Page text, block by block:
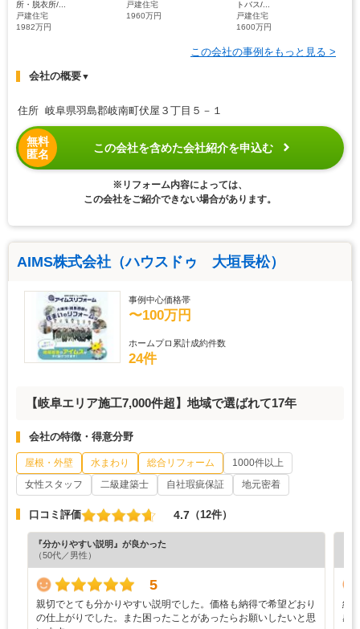
所・脱衣所/...
戸建住宅
1982万円
戸建住宅
1960万円
トバス/...
戸建住宅
1600万円
この会社の事例をもっと見る >
会社の概要▼
住所 岐阜県羽島郡岐南町伏屋３丁目５－１
無料
匿名
この会社を含めた会社紹介を申込む
※リフォーム内容によっては、
この会社をご紹介できない場合があります。
AIMS株式会社（ハウスドゥ 大垣長松）
事例中心価格帯
〜100万円
ホームプロ累計成約件数
24件
【岐阜エリア施工7,000件超】地域で選ばれて17年
会社の特徴・得意分野
屋根・外壁 水まわり 総合リフォーム
1000件以上
女性スタッフ
二級建築士 自社瑕疵保証 地元密着
口コミ評価 4.7 （12件）
『分かりやすい説明』が良かった
（50代／男性）
5
親切でとても分かりやすい説明でした。価格も納得で希望どおり
の仕上がりでした。また困ったことがあったらお願いしたいと思
結
感